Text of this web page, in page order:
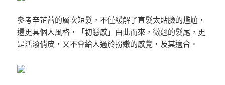
參考辛芷蕾的層次短髮，不僅緩解了直髮太貼臉的尷尬，
還更具個人風格，「初戀感」由此而來，微翹的髮尾，更
是活潑俏皮，又不會給人過於扮嫩的感覺，及其適合。